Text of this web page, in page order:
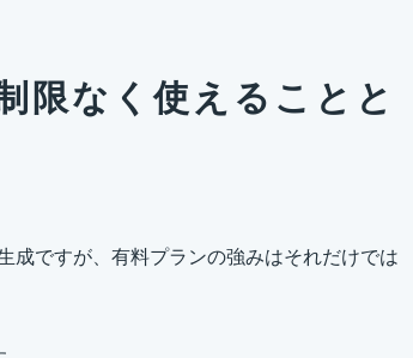
限なく使えることと
成ですが、有料プランの強みはそれだけでは